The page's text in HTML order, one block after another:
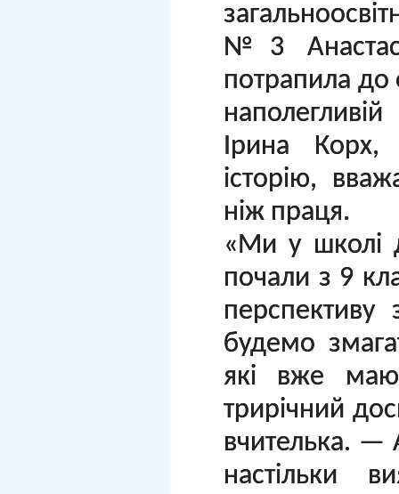
№3
потрапила
Ірина
історію,
ніж праця.
«Ми у школі
почали з 9
будемо
які вже
трирічний
вчителька. —
настільки